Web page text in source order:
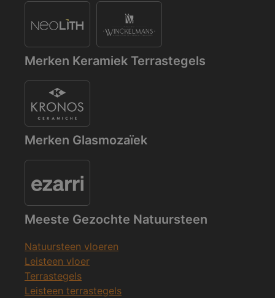
Merken Keramiek Terrastegels
Merken Glasmozaïek
Meeste Gezochte Natuursteen
Natuursteen vloeren
Leisteen vloer
Terrastegels
Leisteen terrastegels